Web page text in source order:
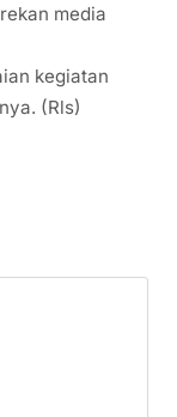
media
kegiatan
(Rls)